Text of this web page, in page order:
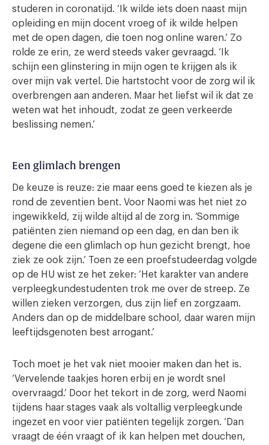
studeren in coronatijd. ‘Ik wilde iets doen naast mijn
opleiding en mijn docent vroeg of ik wilde helpen
met de open dagen, die toen nog online waren.’ Zo
rolde ze erin, ze werd steeds vaker gevraagd. ‘Ik
schijn een glinstering in mijn ogen te krijgen als ik
over mijn vak vertel. Die hartstocht voor de zorg wil ik
overbrengen aan anderen. Maar het liefst wil ik dat ze
weten wat het inhoudt, zodat ze geen verkeerde
beslissing nemen.’
Een glimlach brengen
De keuze is reuze: zie maar eens goed te kiezen als je
rond de zeventien bent. Voor Naomi was het niet zo
ingewikkeld, zij wilde altijd al de zorg in. ‘Sommige
patiënten zien niemand op een dag, en dan ben ik
degene die een glimlach op hun gezicht brengt, hoe
ziek ze ook zijn.’ Toen ze een proefstudeerdag volgde
op de HU wist ze het zeker: ‘Het karakter van andere
verpleegkundestudenten trok me over de streep. Ze
willen zieken verzorgen, dus zijn lief en zorgzaam.
Anders dan op de middelbare school, daar waren mijn
leeftijdsgenoten best arrogant.’
Toch moet je het vak niet mooier maken dan het is.
‘Vervelende taakjes horen erbij en je wordt snel
overvraagd.’ Door het tekort in de zorg, werd Naomi
tijdens haar stages vaak als voltallig verpleegkunde
ingezet en voor vier patiënten tegelijk zorgen. ‘Dan
vraagt de één vraagt of ik kan helpen met douchen,